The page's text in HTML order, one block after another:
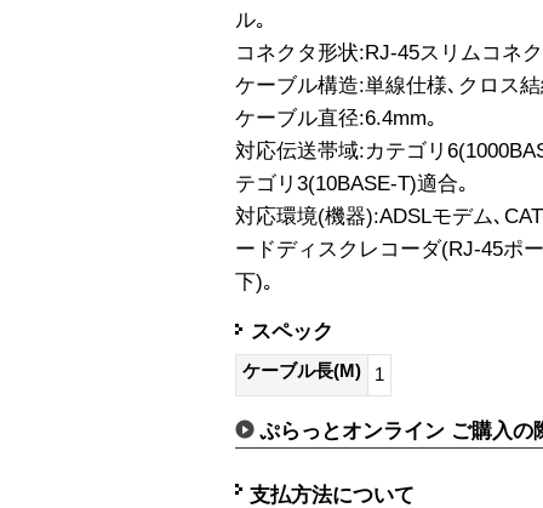
ル｡
コネクタ形状:RJ-45スリムコネ
ケーブル構造:単線仕様､クロス
ケーブル直径:6.4mm｡
対応伝送帯域:カテゴリ
テゴリ3(10BASE-T)適合｡
対応環境(機器):ADSLモデム､
ードディスクレコーダ(RJ-45ポ
下)｡
スペック
ケーブル長(M) 1
ぷらっとオンライン ご購入の
支払方法について